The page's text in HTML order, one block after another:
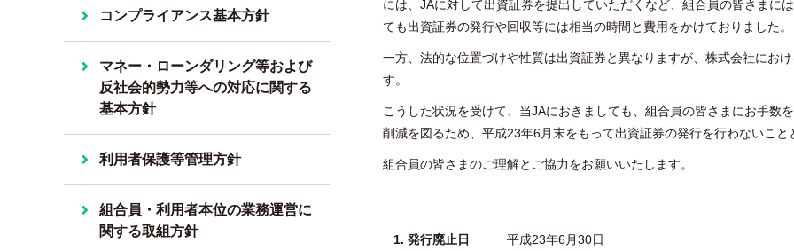
には、JAに対して出資証券を提出していただくなど、組合員の皆さまに
ても出資証券の発行や回収等には相当の時間と費用をかけておりました。
一方、法的な位置づけや性質は出資証券と異なりますが、株式会社にお
す。
こうした状況を受けて、当JAにおきましても、組合員の皆さまにお手数
削減を図るため、平成23年6月末をもって出資証券の発行を行わないこと
組合員の皆さまのご理解とご協力をお願いいたします。
発行廃止日 平成23年6月30日
コンプライアンス基本方針
マネー・ローンダリング等および
反社会的勢力等への対応に関する
基本方針
利用者保護等管理方針
組合員・利用者本位の業務運営に
関する取組方針